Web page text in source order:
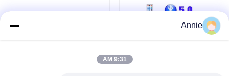
القضايا
مدونة
Annie
9:31 AM